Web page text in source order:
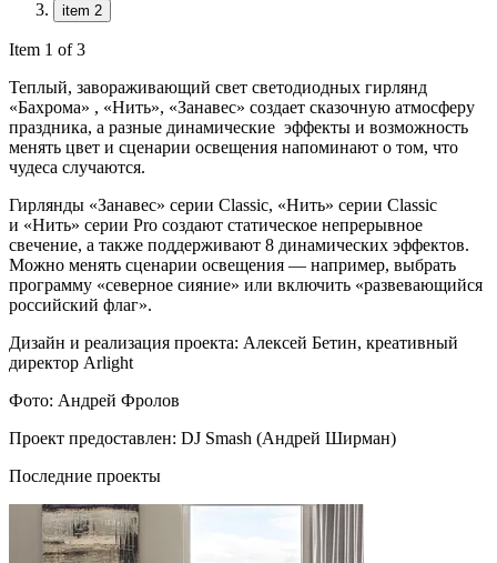
item 2
Item 1 of 3
Теплый, завораживающий свет светодиодных гирлянд
«Бахрома» , «Нить», «Занавес» создает сказочную атмосферу
праздника, а разные динамические эффекты и возможность
менять цвет и сценарии освещения напоминают о том, что
чудеса случаются.
Гирлянды «Занавес» серии Classic, «Нить» серии Classic
и «Нить» серии Pro создают статическое непрерывное
свечение, а также поддерживают 8 динамических эффектов.
Можно менять сценарии освещения — например, выбрать
программу «северное сияние» или включить «развевающийся
российский флаг».
Дизайн и реализация проекта: Алексей Бетин, креативный
директор Arlight
Фото: Андрей Фролов
Проект предоставлен: DJ Smash (Андрей Ширман)
Последние проекты